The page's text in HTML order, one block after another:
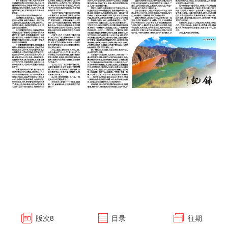
版次8 目录 往期